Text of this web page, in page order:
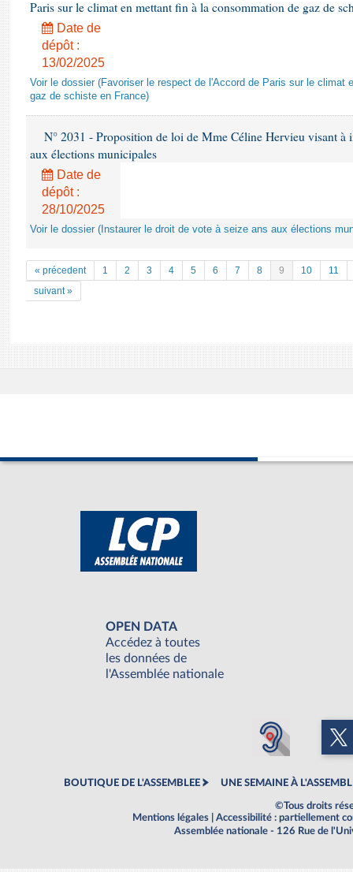
Paris sur le climat en mettant fin à la consommation de gaz de
Date de
dépôt :
13/02/2025
Voir le dossier (Favoriser le respect de l'Accord de Paris sur le climat
gaz de schiste en France)
N° 2031 - Proposition de loi de Mme Céline Hervieu visant à
aux élections municipales
Date de
dépôt :
28/10/2025
Voir le dossier (Instaurer le droit de vote à seize ans aux élections
« précedent 1 2 3 4 5 6 7 8 9 10
11
suivant »
OPEN DATA
Accédez à toutes
les données de
l'Assemblée nationale
BOUTIQUE DE L'ASSEMBLEE UNE SEMAINE À
©Tous droits
Mentions légales
Accessibilité : partiellement
Assemblée nationale - 126 Rue de